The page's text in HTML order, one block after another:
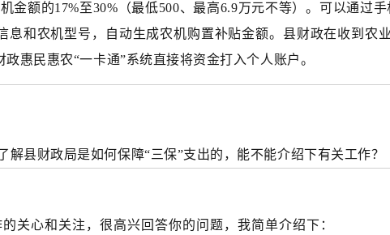
金额的17%至30%（最低500、最高6.9万元不等）。可以通过
息和农机型号，自动生成农机购置补贴金额。县财政在收到农
惠民惠农“一卡通”系统直接将资金打入个人账户。
解县财政局是如何保障“三保”支出的，能不能介绍下有关工作？
关心和关注，很高兴回答你的问题，我简单介绍下：